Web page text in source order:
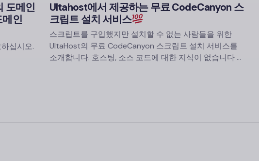
도메인
메인
십시오.
Ultahost에서 제공하는 무료 CodeCanyon 스
크립트 설치 서비스
스크립트를 구입했지만 설치할 수 없는 사람들을 위한
UltaHost의 무료 CodeCanyon 스크립트 설치 서비스를
소개합니다. 호스팅, 소스 코드에 대한 지식이 없습니다 ...